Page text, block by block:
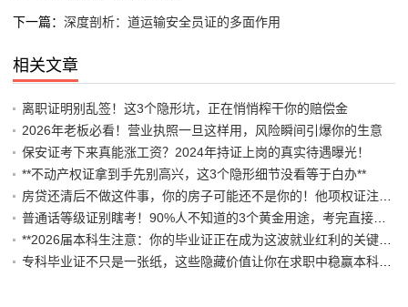
下一篇： 深度剖析：道运输安全员证的多面作用
相关文章
离职证明别乱签！这3个隐形坑，正在悄悄榨干你的赔偿金
2026年老板必看！营业执照一旦这样用，风险瞬间引爆你的生意
保安证考下来真能涨工资？2024年持证上岗的真实待遇曝光！
**不动产权证拿到手先别高兴，这3个隐形细节没看等于白办**